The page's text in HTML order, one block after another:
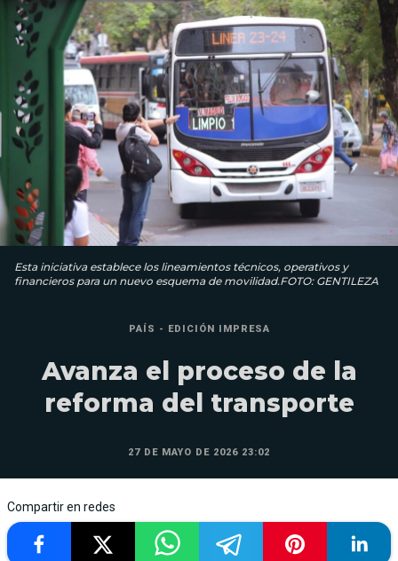
Esta iniciativa establece los lineamientos técnicos, operativos y
financieros para un nuevo esquema de movilidad.FOTO: GENTILEZA
PAÍS - EDICIÓN IMPRESA
Avanza el proceso de la
reforma del transporte
27 DE MAYO DE 2026 23:02
Compartir en redes